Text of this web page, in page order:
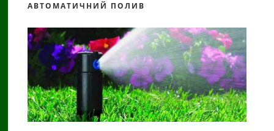
АВТОМАТИЧНИЙ ПОЛИВ